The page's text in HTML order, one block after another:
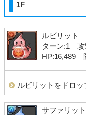
1F
ルビリット
ターン:1 攻
HP:16,489
ルビリットをドロッ
サファリット